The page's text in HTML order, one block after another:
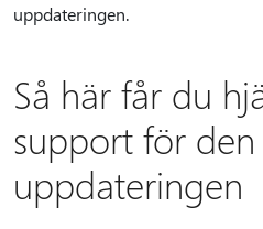
uppdateringen.
Så här får du
support för
uppdateringen